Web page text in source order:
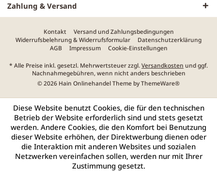
Zahlung & Versand
Kontakt
Versand und Zahlungsbedingungen
Widerrufsbelehrung & Widerrufsformular
Datenschutzerklärung
AGB
Impressum Cookie-Einstellungen
* Alle Preise inkl. gesetzl. Mehrwertsteuer zzgl.Versandkosten und ggf.
Nachnahmegebühren, wenn nicht anders beschrieben
© 2026 Hain Onlinehandel Theme byThemeWare®
Diese Website benutzt Cookies, die für den technischen
Betrieb der Website erforderlich sind und stets gesetzt
werden. Andere Cookies, die den Komfort bei Benutzung
dieser Website erhöhen, der Direktwerbung dienen oder
die Interaktion mit anderen Websites und sozialen
Netzwerken vereinfachen sollen, werden nur mit Ihrer
Zustimmung gesetzt.